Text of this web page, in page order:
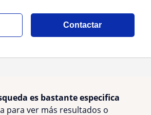
Contactar
es bastante especifica
para ver más resultados o